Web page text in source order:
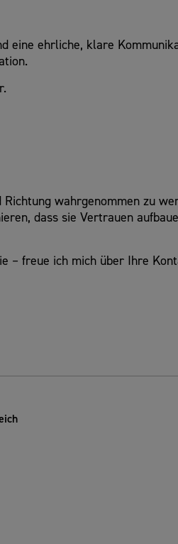
eine ehrliche, klare
wahrgenommen zu
dass sie Vertrauen
– freue ich mich über Ihre